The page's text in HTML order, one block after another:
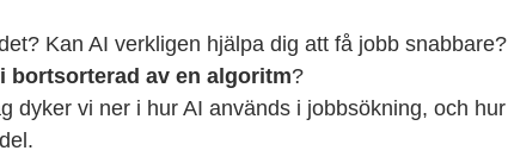
Kan AI verkligen hjälpa dig att få jobb
bortsorterad av en algoritm?
dyker vi ner i hur AI används i jobbsökning, och